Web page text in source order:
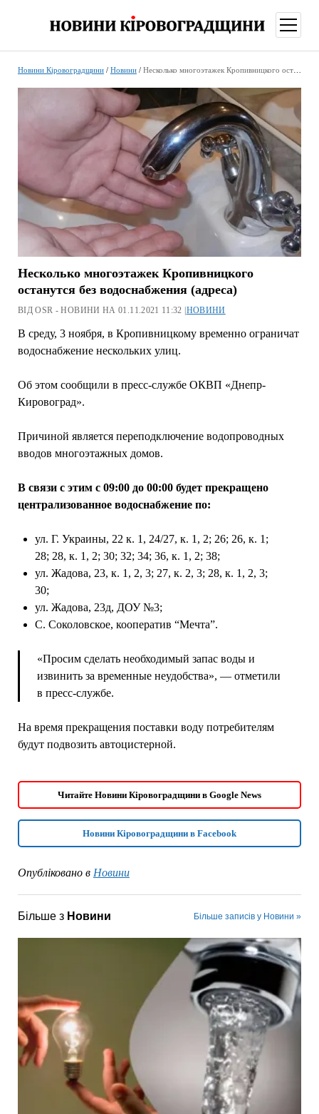
меню
Новини Кіровоградщини/ Новини/ Несколько многоэтажек Кропивницкого останутся без водоснабжения (адреса)
Несколько многоэтажек Кропивницкого
останутся без водоснабжения (адреса)
ВІД OSR - НОВИНИ НА 01.11.2021 11:32 | НОВИНИ
В среду, 3 ноября, в Кропивницкому временно ограничат
водоснабжение нескольких улиц.
Об этом сообщили в пресс-службе ОКВП «Днепр-
Кировоград».
Причиной является переподключение водопроводных
вводов многоэтажных домов.
В связи с этим с 09:00 до 00:00 будет прекращено
централизованное водоснабжение по:
ул. Г. Украины, 22 к. 1, 24/27, к. 1, 2; 26; 26, к. 1;
28; 28, к. 1, 2; 30; 32; 34; 36, к. 1, 2; 38;
ул. Жадова, 23, к. 1, 2, 3; 27, к. 2, 3; 28, к. 1, 2, 3;
30;
ул. Жадова, 23д, ДОУ №3;
С. Соколовское, кооператив “Мечта”.
«Просим сделать необходимый запас воды и
извинить за временные неудобства», — отметили
в пресс-службе.
На время прекращения поставки воду потребителям
будут подвозить автоцистерной.
Читайте Новини Кіровоградщини в Google News
Новини Кіровоградщини в Facebook
Опубліковано в Новини
Більше з Новини Більше записів у Новини »